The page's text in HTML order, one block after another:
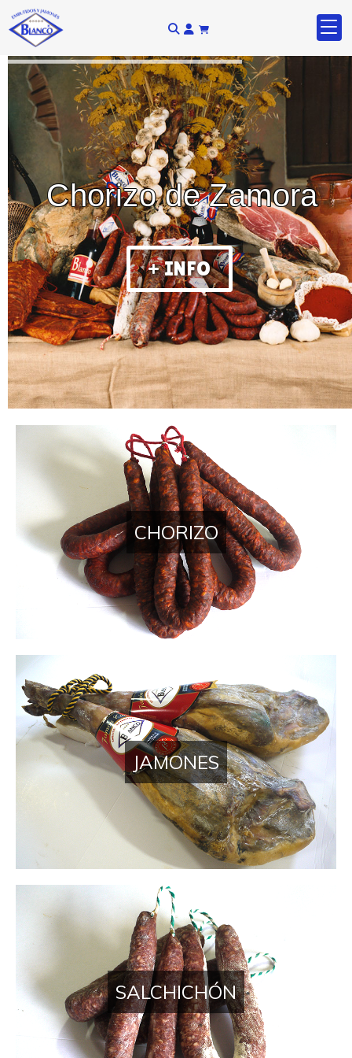
Chorizo de Zamora
+ INFO
Chorizos y jamones de
CHORIZO
JAMONES
SALCHICHÓN